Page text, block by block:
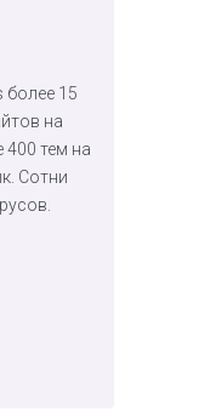
15
на
400 тем на
Сотни